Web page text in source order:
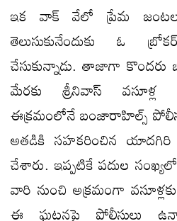
ఇక వాక్ వేలో ప్రేమ
తెలుసుకునేందుకు ఓ
చేసుకున్నాడు. తాజాగా కొందరు
మేరకు శ్రీనివాస్ వసూళ్ల
ఈక్రమంలోనే బంజారాహిల్స్
అతడికి సహకరించిన యాదగిరి
చేశారు. ఇప్పటికే పదుల
వారి నుంచి అక్రమంగా
ఈ ఘటనపై పోలీసులు